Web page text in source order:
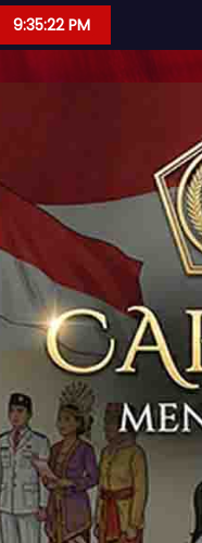
9:35:23 PM